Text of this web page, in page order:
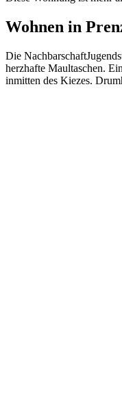
Wohnen in
Die Nachbarschaft
herzhafte Maultaschen.
inmitten des Kiezes.